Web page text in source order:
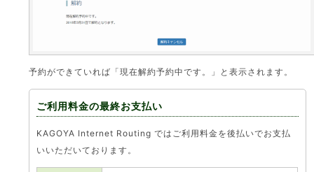
予約ができていれば「現在解約予約中です。」と表示されます。
ご利用料金の最終お支払い
KAGOYA Internet Routing ではご利用料金を後払いでお支払
いいただいております。